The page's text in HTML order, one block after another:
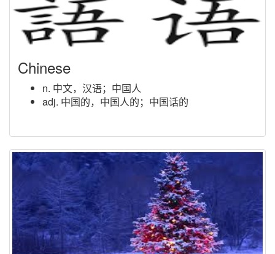
Chinese
n. 中文，汉语；中国人
adj. 中国的，中国人的；中国话的